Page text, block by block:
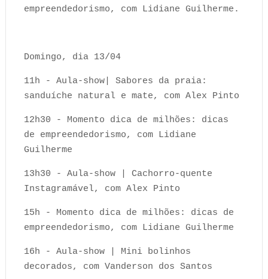
empreendedorismo, com Lidiane Guilherme.
Domingo, dia 13/04
11h - Aula-show| Sabores da praia:
sanduíche natural e mate, com Alex Pinto
12h30 - Momento dica de milhões: dicas
de empreendedorismo, com Lidiane
Guilherme
13h30 - Aula-show | Cachorro-quente
Instagramável, com Alex Pinto
15h - Momento dica de milhões: dicas de
empreendedorismo, com Lidiane Guilherme
16h - Aula-show | Mini bolinhos
decorados, com Vanderson dos Santos